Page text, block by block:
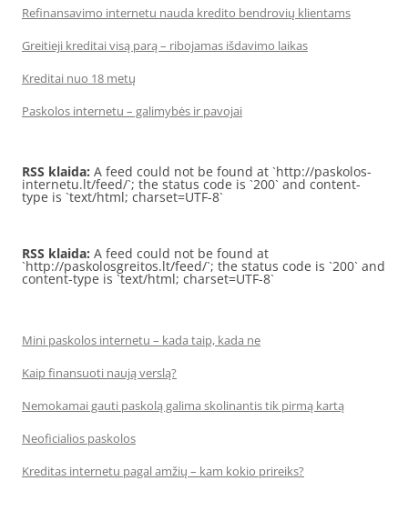
Refinansavimo internetu nauda kredito bendrovių klientams
Greitieji kreditai visą parą – ribojamas išdavimo laikas
Kreditai nuo 18 metų
Paskolos internetu – galimybės ir pavojai
RSS klaida: A feed could not be found at `http://paskolos-
internetu.lt/feed/`; the status code is `200` and content-
type is `text/html; charset=UTF-8`
RSS klaida: A feed could not be found at
`http://paskolosgreitos.lt/feed/`; the status code is `200` and
content-type is `text/html; charset=UTF-8`
Mini paskolos internetu – kada taip, kada ne
Kaip finansuoti naują verslą?
Nemokamai gauti paskolą galima skolinantis tik pirmą kartą
Neoficialios paskolos
Kreditas internetu pagal amžių – kam kokio prireiks?